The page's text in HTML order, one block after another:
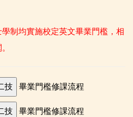
制均實施校定英文畢業門檻，相
畢業門檻修課流程
畢業門檻修課流程